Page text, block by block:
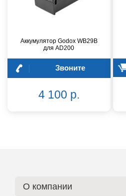
Аккумулятор Godox WB29B
для AD200
Звоните
4 100 р.
О компании